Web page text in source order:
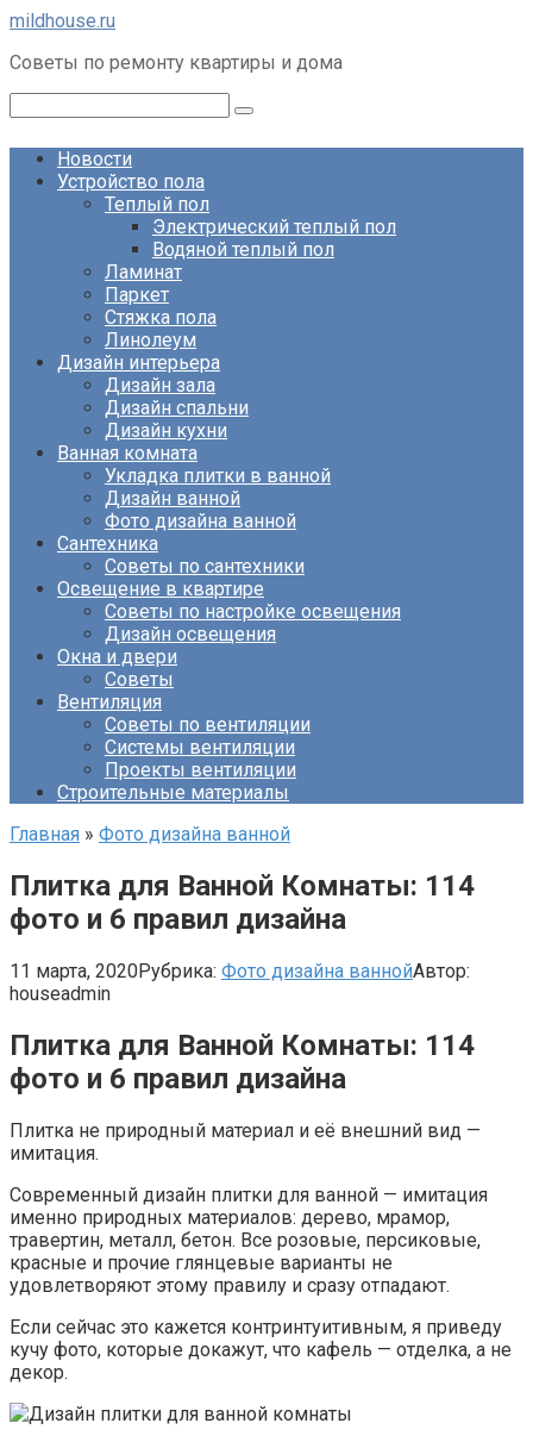
Перейти
контенту
mildhouse.ru
Советы по ремонту квартиры и дома
Новости
Устройство пола
Теплый пол
Электрический теплый пол
Водяной теплый пол
Ламинат
Паркет
Стяжка пола
Линолеум
Дизайн интерьера
Дизайн зала
Дизайн спальни
Дизайн кухни
Ванная комната
Укладка плитки в ванной
Дизайн ванной
Фото дизайна ванной
Сантехника
Советы по сантехники
Освещение в квартире
Советы по настройке освещения
Дизайн освещения
Окна и двери
Советы
Вентиляция
Советы по вентиляции
Системы вентиляции
Проекты вентиляции
Строительные материалы
Главная » Фото дизайна ванной
Плитка для Ванной Комнаты: 114
фото и 6 правил дизайна
11 марта, 2020Рубрика: Фото дизайна ваннойАвтор:
houseadmin
Плитка для Ванной Комнаты: 114
фото и 6 правил дизайна
Плитка не природный материал и её внешний вид —
имитация.
Современный дизайн плитки для ванной — имитация
именно природных материалов: дерево, мрамор,
травертин, металл, бетон. Все розовые, персиковые,
красные и прочие глянцевые варианты не
удовлетворяют этому правилу и сразу отпадают.
Если сейчас это кажется контринтуитивным, я приведу
кучу фото, которые докажут, что кафель — отделка, а не
декор.